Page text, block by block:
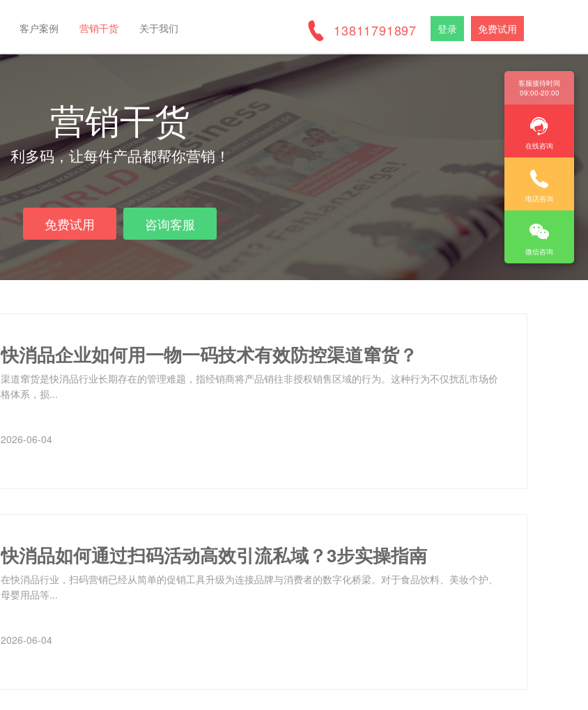
客户案例 营销干货 关于我们 13811791897 登录 免费试用
客服接待时间
09:00-20:00
在线咨询
电话咨询
微信咨询
营销干货
利多码，让每件产品都帮你营销！
免费试用 咨询客服
快消品企业如何用一物一码技术有效防控渠道窜货？
渠道窜货是快消品行业长期存在的管理难题，指经销商将产品销往非授权销售区域的行为。这种行为不仅扰乱市场价
格体系，损...
2026-06-04
快消品如何通过扫码活动高效引流私域？3步实操指南
在快消品行业，扫码营销已经从简单的促销工具升级为连接品牌与消费者的数字化桥梁。对于食品饮料、美妆个护、
母婴用品等...
2026-06-04